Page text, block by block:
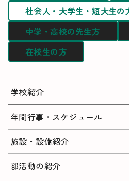
社会人・大学生・短大生の
中学・高校の先生方
在校生の方
学校紹介
年間行事・スケジュール
施設・設備紹介
部活動の紹介